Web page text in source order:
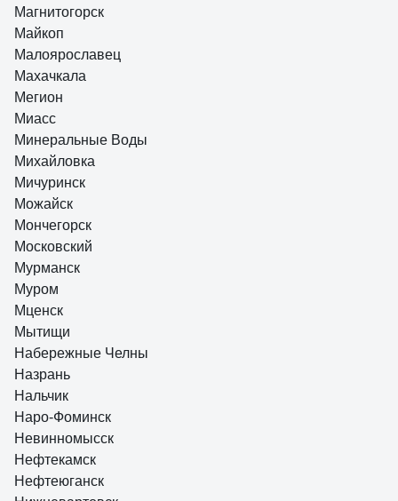
Магнитогорск
Майкоп
Малоярославец
Махачкала
Мегион
Миасс
Минеральные Воды
Михайловка
Мичуринск
Можайск
Мончегорск
Московский
Мурманск
Муром
Мценск
Мытищи
Набережные Челны
Назрань
Нальчик
Наро-Фоминск
Невинномысск
Нефтекамск
Нефтеюганск